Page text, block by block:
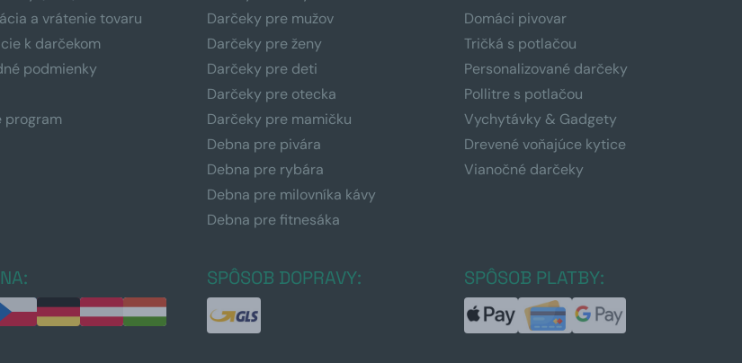
a vrátenie tovaru
k darčekom
podmienky
program
Darčeky pre mužov
Darčeky pre ženy
Darčeky pre deti
Darčeky pre otecka
Darčeky pre mamičku
Debna pre pivára
Debna pre rybára
Debna pre milovníka kávy
Debna pre fitnesáka
Domáci pivovar
Tričká s potlačou
Personalizované darčeky
Pollitre s potlačou
Vychytávky & Gadgety
Drevené voňajúce kytice
Vianočné darčeky
SPÔSOB DOPRAVY: SPÔSOB PLATBY: